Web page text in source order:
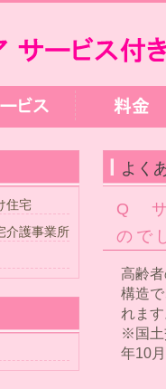
よく
Q サ
ので
高齢
構造
れま
※国土
年10
住宅
介護事業所